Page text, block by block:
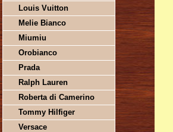
Louis Vuitton
Melie Bianco
Miumiu
Orobianco
Prada
Ralph Lauren
Roberta di Camerino
Tommy Hilfiger
Versace